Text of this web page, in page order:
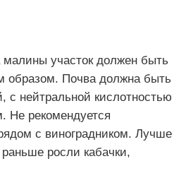
участок должен быть
образом. Почва должна быть
с нейтральной кислотностью
Не рекомендуется
с виноградником. Лучше
росли кабачки,